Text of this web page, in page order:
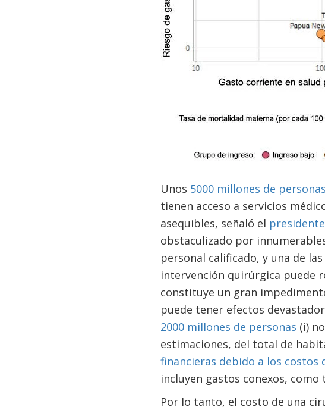
Unos 5000 millones de personas
tienen acceso a servicios
asequibles, señaló el
obstaculizado por
personal calificado, y una de
intervención quirúrgica puede
constituye un gran
puede tener efectos
2000 millones de personas (i)
estimaciones, del total de
financieras debido a los costos
incluyen gastos conexos,
Por lo tanto, el costo de una